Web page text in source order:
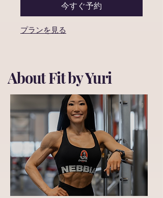
今すぐ予約
プランを見る
About Fit by Yuri